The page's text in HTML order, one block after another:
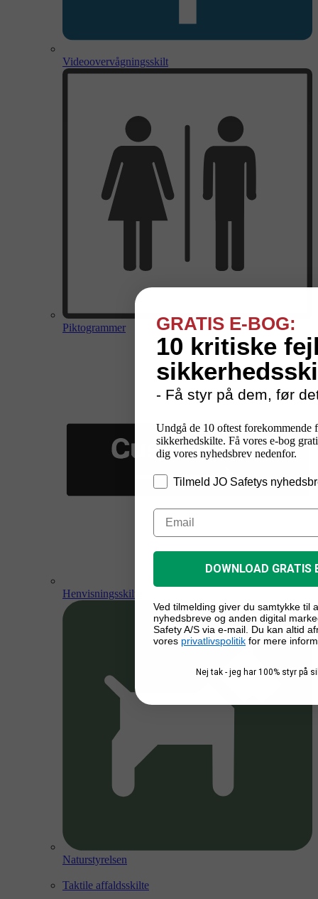
Videoovervågningsskilt
Piktogrammer
Henvisningsskilte
Naturstyrelsen
Taktile affaldsskilte
GRATIS E-BOG:
10 kritiske
- Få styr på dem, før
Undgå de 10 oftest forekommende
sikkerhedskilte. Få vores e-bog
dig vores nyhedsbrev nedenfor.
Tilmeld JO Safetys
DOWNLOAD GRATIS
Ved tilmelding giver du samtykke til
nyhedsbreve og anden digital
Safety A/S via e-mail. Du kan altid
vores privatlivspolitik for mere
Nej tak - jeg har 100% styr på